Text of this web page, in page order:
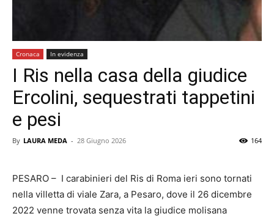
Cronaca In evidenza
I Ris nella casa della giudice
Ercolini, sequestrati tappetini
e pesi
By LAURA MEDA - 28 Giugno 2026 164
PESARO – I carabinieri del Ris di Roma ieri sono tornati
nella villetta di viale Zara, a Pesaro, dove il 26 dicembre
2022 venne trovata senza vita la giudice molisana